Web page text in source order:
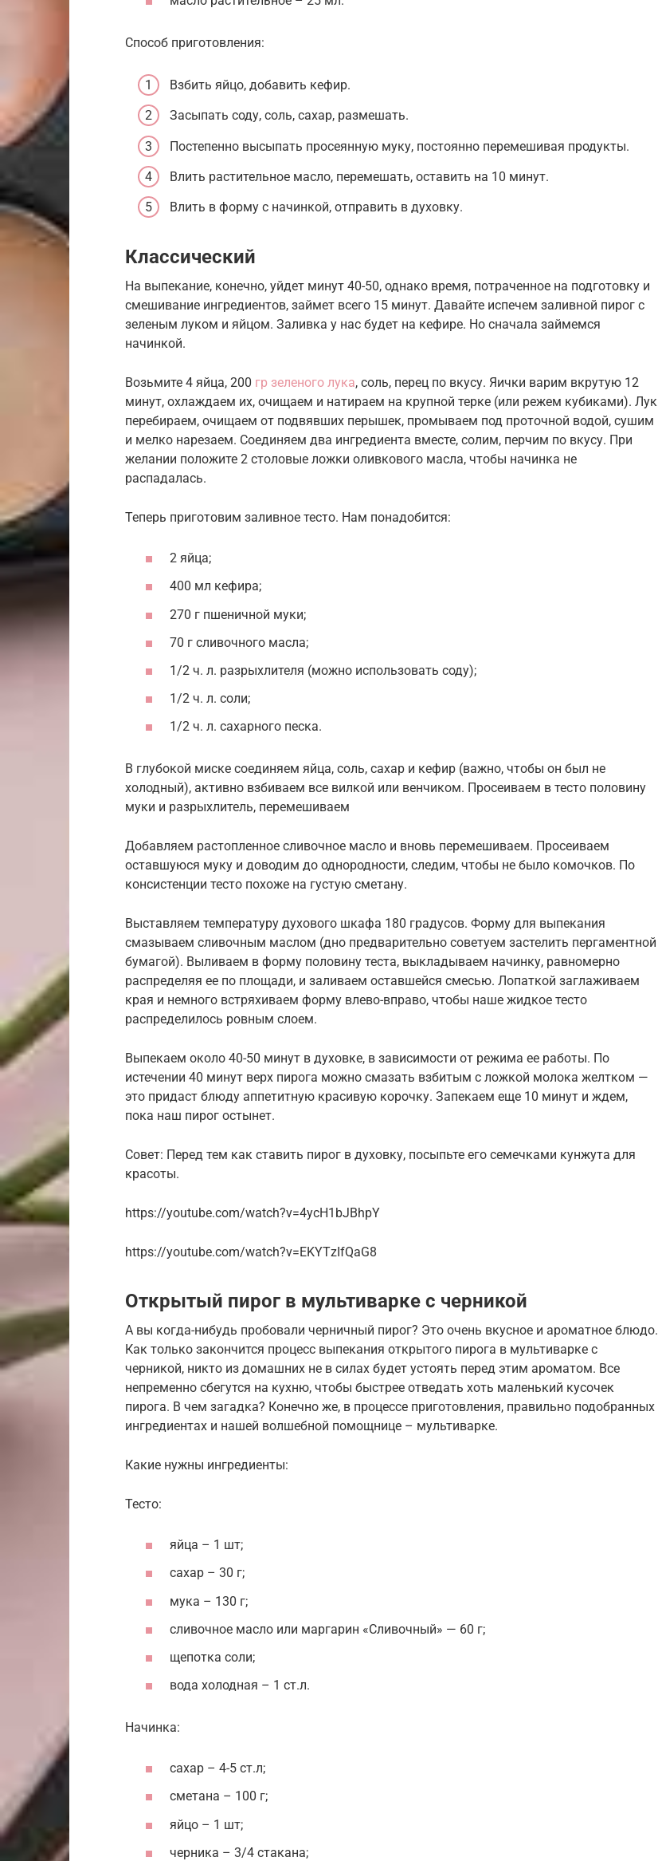
Способ приготовления:
Взбить яйцо, добавить кефир.
Засыпать соду, соль, сахар, размешать.
Постепенно высыпать просеянную муку, постоянно перемешивая продукты.
Влить растительное масло, перемешать, оставить на 10 минут.
Влить в форму с начинкой, отправить в духовку.
Классический
На выпекание, конечно, уйдет минут 40-50, однако время, потраченное на подготовку и
смешивание ингредиентов, займет всего 15 минут. Давайте испечем заливной пирог с
зеленым луком и яйцом. Заливка у нас будет на кефире. Но сначала займемся
начинкой.
Возьмите 4 яйца, 200 гр зеленого лука, соль, перец по вкусу. Яички варим вкрутую 12
минут, охлаждаем их, очищаем и натираем на крупной терке (или режем кубиками). Лук
перебираем, очищаем от подвявших перышек, промываем под проточной водой, сушим
и мелко нарезаем. Соединяем два ингредиента вместе, солим, перчим по вкусу. При
желании положите 2 столовые ложки оливкового масла, чтобы начинка не
распадалась.
Теперь приготовим заливное тесто. Нам понадобится:
2 яйца;
400 мл кефира;
270 г пшеничной муки;
70 г сливочного масла;
1/2 ч. л. разрыхлителя (можно использовать соду);
1/2 ч. л. соли;
1/2 ч. л. сахарного песка.
В глубокой миске соединяем яйца, соль, сахар и кефир (важно, чтобы он был не
холодный), активно взбиваем все вилкой или венчиком. Просеиваем в тесто половину
муки и разрыхлитель, перемешиваем
Добавляем растопленное сливочное масло и вновь перемешиваем. Просеиваем
оставшуюся муку и доводим до однородности, следим, чтобы не было комочков. По
консистенции тесто похоже на густую сметану.
Выставляем температуру духового шкафа 180 градусов. Форму для выпекания
смазываем сливочным маслом (дно предварительно советуем застелить пергаментной
бумагой). Выливаем в форму половину теста, выкладываем начинку, равномерно
распределяя ее по площади, и заливаем оставшейся смесью. Лопаткой заглаживаем
края и немного встряхиваем форму влево-вправо, чтобы наше жидкое тесто
распределилось ровным слоем.
Выпекаем около 40-50 минут в духовке, в зависимости от режима ее работы. По
истечении 40 минут верх пирога можно смазать взбитым с ложкой молока желтком —
это придаст блюду аппетитную красивую корочку. Запекаем еще 10 минут и ждем,
пока наш пирог остынет.
Совет: Перед тем как ставить пирог в духовку, посыпьте его семечками кунжута для
красоты.
https://youtube.com/watch?v=4ycH1bJBhpY
https://youtube.com/watch?v=EKYTzIfQaG8
Открытый пирог в мультиварке с черникой
А вы когда-нибудь пробовали черничный пирог? Это очень вкусное и ароматное блюдо.
Как только закончится процесс выпекания открытого пирога в мультиварке с
черникой, никто из домашних не в силах будет устоять перед этим ароматом. Все
непременно сбегутся на кухню, чтобы быстрее отведать хоть маленький кусочек
пирога. В чем загадка? Конечно же, в процессе приготовления, правильно подобранных
ингредиентах и нашей волшебной помощнице – мультиварке.
Какие нужны ингредиенты:
Тесто:
яйца – 1 шт;
сахар – 30 г;
мука – 130 г;
сливочное масло или маргарин «Сливочный» — 60 г;
щепотка соли;
вода холодная – 1 ст.л.
Начинка:
сахар – 4-5 ст.л;
сметана – 100 г;
яйцо – 1 шт;
черника – 3/4 стакана;